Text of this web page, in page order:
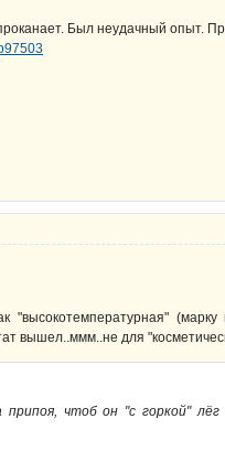
Был неудачный опыт.
"высокотемпературная"
вышел..ммм..не для
чтоб он "с горкой"